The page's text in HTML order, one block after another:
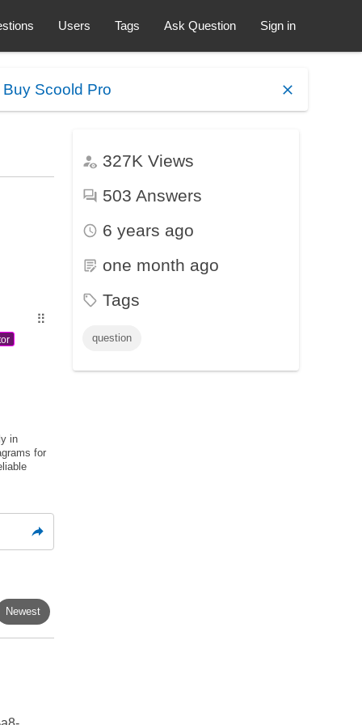
Users Tags Ask Question Sign in
Buy Scoold Pro
⠿
in
for
Newest
327K Views
503 Answers
6 years ago
one month ago
Tags
question